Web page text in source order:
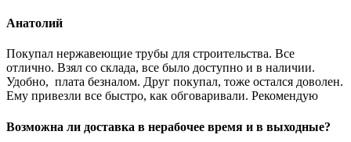
Анатолий
Покупал нержавеющие трубы для строительства. Все
отлично. Взял со склада, все было доступно и в наличии.
Удобно, плата безналом. Друг покупал, тоже остался доволен.
Ему привезли все быстро, как обговаривали. Рекомендую
Возможна ли доставка в нерабочее время и в выходные?